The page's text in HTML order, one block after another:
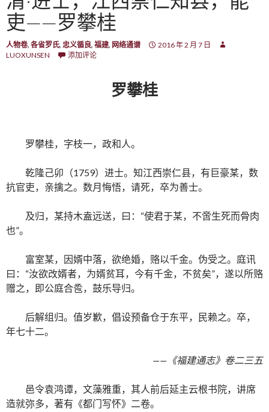
吏——罗攀桂
人物卷, 各省罗氏, 忠义循良, 福建, 网络通谱
2016 年 2 月 7 日
LUOXUNSEN
添加评论
罗攀桂
罗攀桂，字枝一，政和人。
乾隆己卯（1759）进士。知江西崇仁县，有巨豪某，数
抗官吏，亲擒之。数月悔悟，请死，卒为善士。
及归，某持木盍远送，曰：“使君于某，不啻生死而骨肉
也”。
富室某，因婿中落，欲绝婚，赂以千金。伪受之。庭讯
曰：“汝欲改婿者，为婿贫耳，今有千金，不贫矣”，遂以所赂
赠之，即公庭合卺，鼓乐导归。
后解组归。值岁歉，倡设预备仓于东平，民赖之。卒，
年七十二。
——《福建通志》卷二三五
邑令袁鸿谭，文藻雅重，其人前后延主云根书院，讲席
造就弥多，著有《都门写怀》二卷。